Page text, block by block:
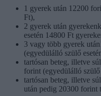
1 gyerek után 12200
Ft),
2 gyerek után
esetén 14800 Ft
3 vagy több gyerek
(egyedülálló szülő
tartósan beteg, illetve
forint (egyedülálló
tartósan beteg, illetve
után pedig 20300 forint